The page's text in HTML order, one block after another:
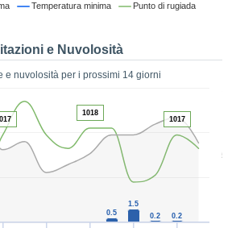
Temperatura minima Punto di rugiada
e Nuvolosità
e nuvolosità per i prossimi 14 giorni
50
0.5
1.5
0.2
0.2
1018
1017